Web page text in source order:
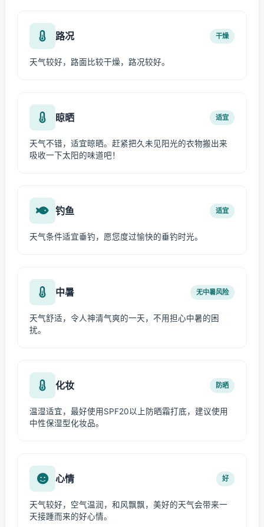
路况 干燥
天气较好，路面比较干燥，路况较好。
晾晒 适宜
天气不错，适宜晾晒。赶紧把久未见阳光的衣物搬出来
吸收一下太阳的味道吧！
钓鱼 适宜
天气条件适宜垂钓，愿您度过愉快的垂钓时光。
中暑 无中暑风险
天气舒适，令人神清气爽的一天，不用担心中暑的困
扰。
化妆 防晒
温湿适宜，最好使用SPF20以上防晒霜打底，建议使用
中性保湿型化妆品。
心情 好
天气较好，空气温润，和风飘飘，美好的天气会带来一
天接踵而来的好心情。